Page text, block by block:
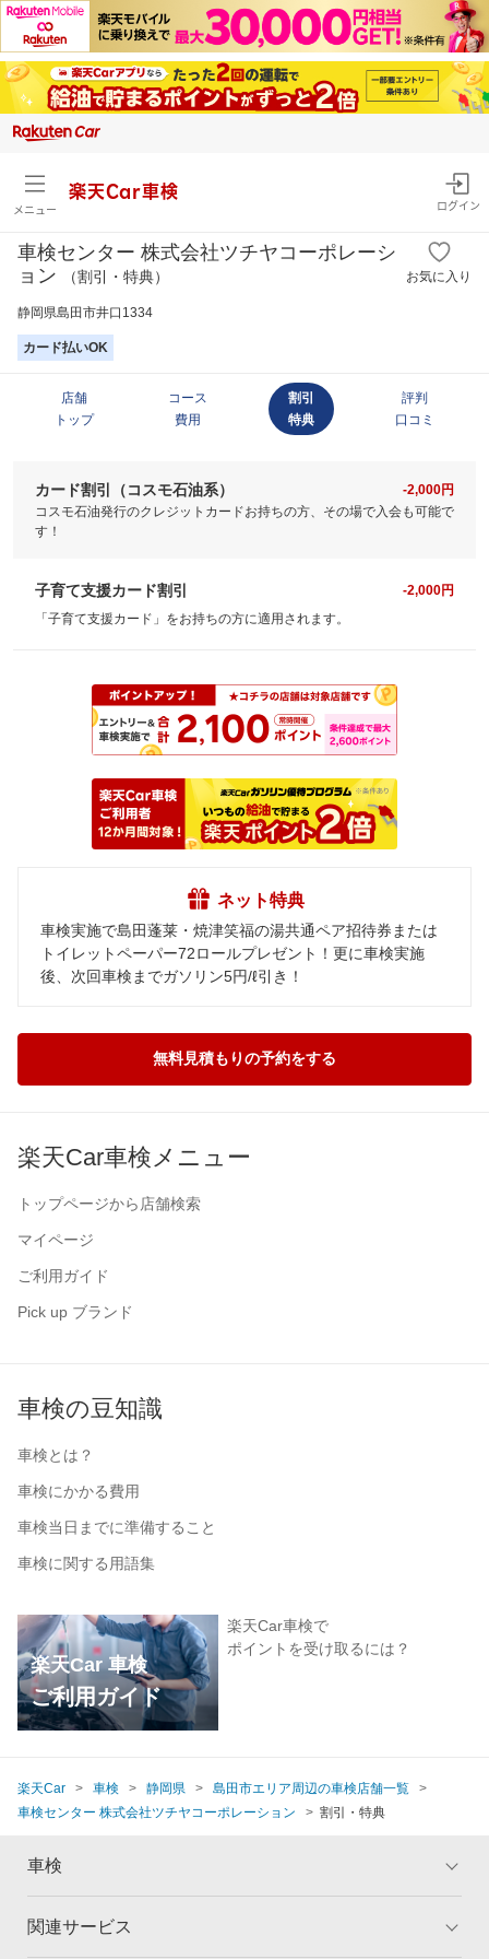
メニュー
楽天Car車検
ログイン
車検センター 株式会社ツチヤコーポレーシ
ョン
（割引・特典） お気に入り
静岡県島田市井口1334
カード払いOK
店舗
トップ
コース
費用
割引
特典
評判
口コミ
カード割引（コスモ石油系）
-2,000円
コスモ石油発行のクレジットカードお持ちの方、その場で入会も可能で
す！
子育て支援カード割引
-2,000円
「子育て支援カード」をお持ちの方に適用されます。
ネット特典
車検実施で島田蓬莱・焼津笑福の湯共通ペア招待券または
トイレットペーパー72ロールプレゼント！更に車検実施
後、次回車検までガソリン5円/ℓ引き！
無料見積もりの予約をする
楽天Car車検メニュー
トップページから店舗検索
マイページ
ご利用ガイド
Pick up ブランド
車検の豆知識
車検とは？
車検にかかる費用
車検当日までに準備すること
車検に関する用語集
楽天Car 車検
ご利用ガイド
楽天Car車検で
ポイントを受け取るには？
楽天Car 車検 静岡県
島田市エリア周辺の車検店舗一覧
車検センター 株式会社ツチヤコーポレーション
割引・特典
車検
トップ
関連サービス